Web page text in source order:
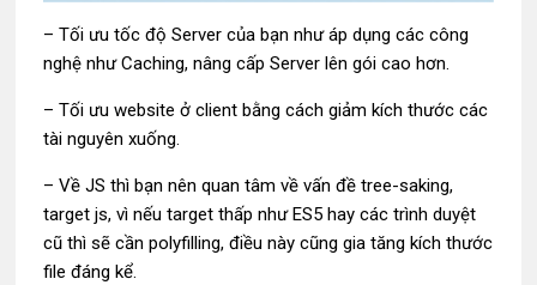
– Tối ưu tốc độ Server của bạn như áp dụng các công
nghệ như Caching, nâng cấp Server lên gói cao hơn.
– Tối ưu website ở client bằng cách giảm kích thước các
tài nguyên xuống.
– Về JS thì bạn nên quan tâm về vấn đề tree-saking,
target js, vì nếu target thấp như ES5 hay các trình duyệt
cũ thì sẽ cần polyfilling, điều này cũng gia tăng kích thước
file đáng kể.